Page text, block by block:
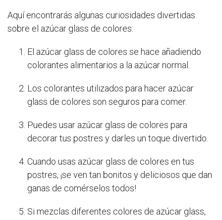
Aquí encontrarás algunas curiosidades divertidas
sobre el azúcar glass de colores:
El azúcar glass de colores se hace añadiendo
colorantes alimentarios a la azúcar normal.
Los colorantes utilizados para hacer azúcar
glass de colores son seguros para comer.
Puedes usar azúcar glass de colores para
decorar tus postres y darles un toque divertido.
Cuando usas azúcar glass de colores en tus
postres, ¡se ven tan bonitos y deliciosos que dan
ganas de comérselos todos!
Si mezclas diferentes colores de azúcar glass,